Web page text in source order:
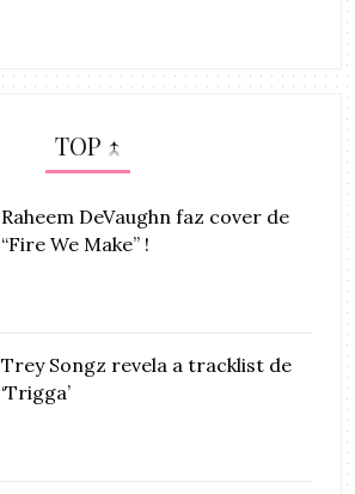
TOP ↑
Raheem DeVaughn faz cover de
“Fire We Make” !
Trey Songz revela a tracklist de
‘Trigga’